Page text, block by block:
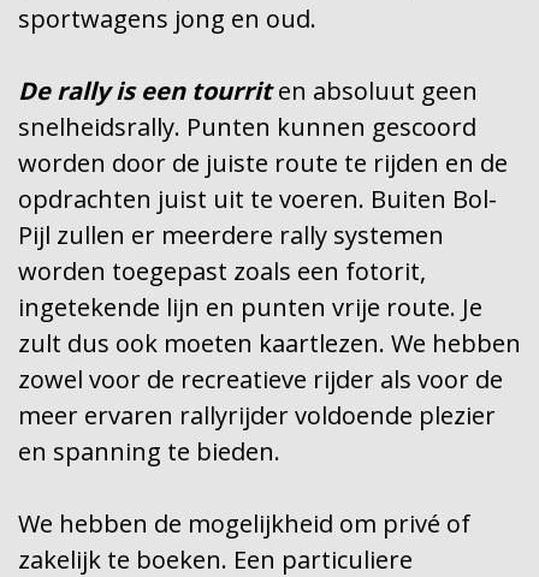
sportwagens jong en oud.
De rally is een tourriten absoluut geen
snelheidsrally. Punten kunnen gescoord
worden door de juiste route te rijden en de
opdrachten juist uit te voeren. Buiten Bol-
Pijl zullen er meerdere rally systemen
worden toegepast zoals een fotorit,
ingetekende lijn en punten vrije route. Je
zult dus ook moeten kaartlezen. We hebben
zowel voor de recreatieve rijder als voor de
meer ervaren rallyrijder voldoende plezier
en spanning te bieden.
We hebben de mogelijkheid om privé of
zakelijk te boeken. Een particuliere